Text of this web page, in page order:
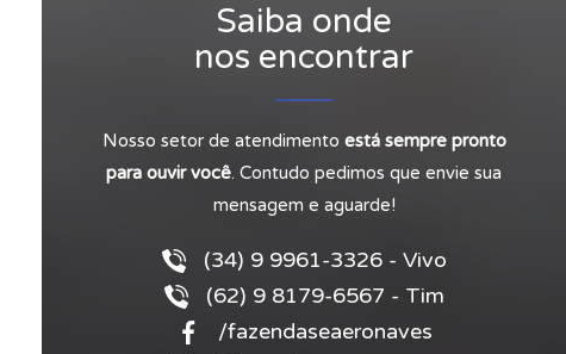
Saiba onde
nos encontrar
Nosso setor de atendimento está sempre pronto
para ouvir você. Contudo pedimos que envie sua
mensagem e aguarde!
(34) 9 9961-3326 - Vivo
(62) 9 8179-6567 - Tim
/fazendaseaeronaves